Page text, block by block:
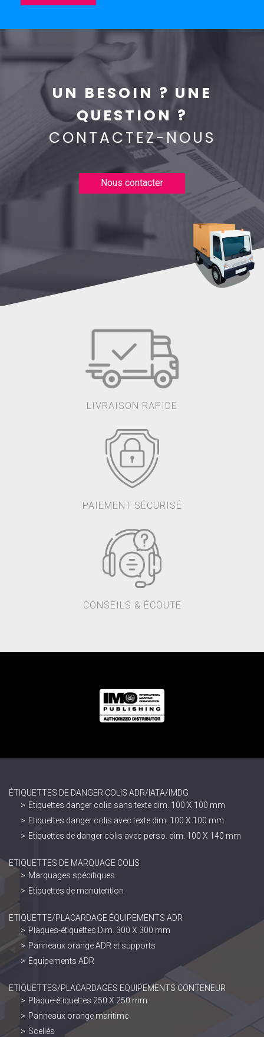
UN BESOIN ? UNE
QUESTION ?
CONTACTEZ-NOUS
Nous contacter
LIVRAISON RAPIDE
PAIEMENT SÉCURISÉ
CONSEILS & ÉCOUTE
ÉTIQUETTES DE DANGER COLIS ADR/IATA/IMDG
Etiquettes danger colis sans texte dim. 100 X 100 mm
Etiquettes danger colis avec texte dim. 100 X 100 mm
Etiquettes de danger colis avec perso. dim. 100 X 140 mm
ETIQUETTES DE MARQUAGE COLIS
Marquages spécifiques
Etiquettes de manutention
ETIQUETTE/PLACARDAGE ÉQUIPEMENTS ADR
Plaques-étiquettes Dim. 300 X 300 mm
Panneaux orange ADR et supports
Equipements ADR
ETIQUETTES/PLACARDAGES EQUIPEMENTS CONTENEUR
Plaque-étiquettes 250 X 250 mm
Panneaux orange maritime
Scellés